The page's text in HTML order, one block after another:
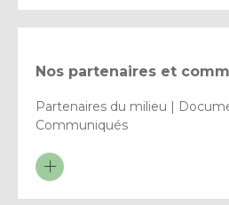
Nos partenaires et
Partenaires du milieu |
Communiqués